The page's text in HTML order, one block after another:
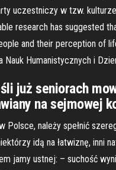
uczestniczy w tzw.
research has
and their perception of
Nauk Humanistycznych i
już seniorach
na sejmowej
Polsce, należy spełnić
idą na łatwiznę, inni
jamy ustnej: – suchość